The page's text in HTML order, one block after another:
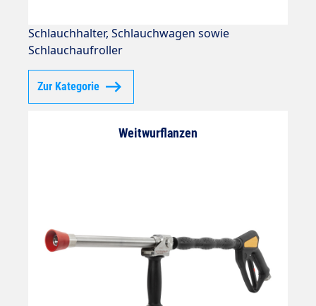
Schlauchhalter, Schlauchwagen sowie
Schlauchaufroller
Zur Kategorie
Weitwurflanzen